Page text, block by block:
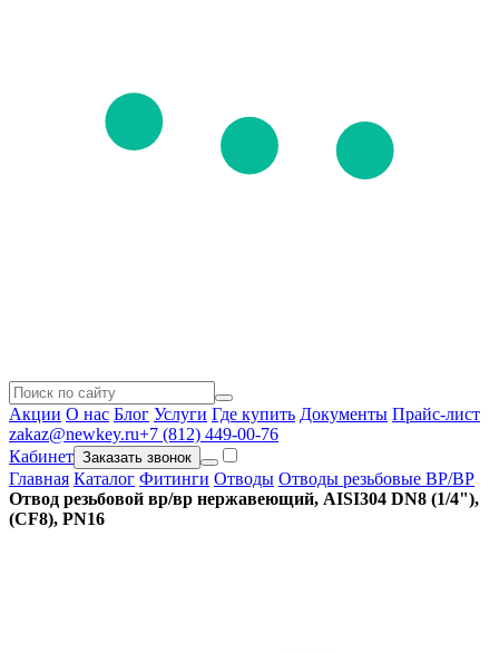
Акции О нас Блог Услуги Где купить Документы Прайс-лист
zakaz@newkey.ru+7 (812) 449-00-76
Кабинет Заказать звонок
Главная Каталог Фитинги Отводы Отводы резьбовые ВР/ВР
Отвод резьбовой вр/вр нержавеющий, AISI304 DN8 (1/4"),
(CF8), PN16